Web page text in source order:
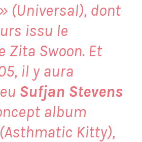
(Universal), dont
issu le
Zita Swoon. Et
il y aura
Sufjan Stevens
album
Kitty),